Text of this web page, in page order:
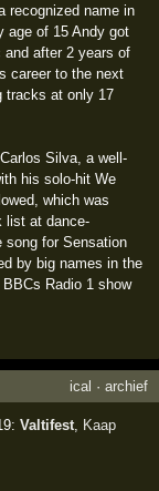
recognized name in
age of 15 Andy got
after 2 years of
career to the next
tracks at only 17
Silva, a well-
his solo-hit We
which was
list at dance-
song for Sensation
by big names in the
Radio 1 show
ical · archief
Valtifest Kaap